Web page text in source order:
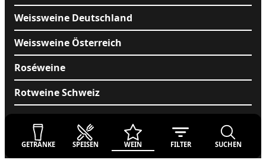
Zweigelt, Merlot, Cabernet Sauvignon 139.00 139.00
Rotweine Portugal Dessertweine
Weissweine Deutschland
Weissweine Österreich
Roséweine
Rotweine Schweiz
Rotweine Italien
Rotweine Spanien
GETRÄNKE SPEISEN WEIN FILTER SUCHEN